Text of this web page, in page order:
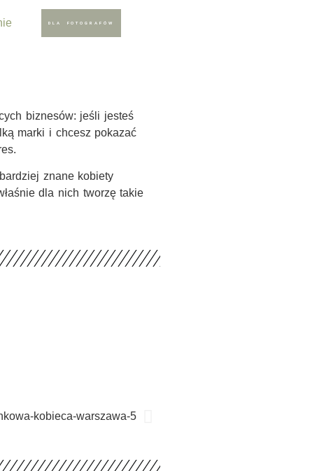
DLA FOTOGRAFÓW
biznesów: jeśli jesteś
marki i chcesz pokazać
znane kobiety
dla nich tworzę takie